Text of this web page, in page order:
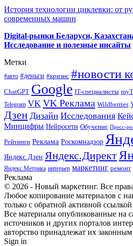
История технологии циклевки: от
современных машин
Digital-рынки Беларуси,
Исследование и полезные инсайты
Метки
#авто #деньги #кризис #новости
ChatGPT Google IT-специалисты
Telegram VK VK Реклама Wildberries
Дзен Дизайн Исследования
Минцифры Нейросети Обучение Пресс-
Рейтинги Реклама Роскомнадзор
Яндекс.Дзен Яндекс.Директ
Яндекс.Метрика интерьер маркетинг ремонт
Реклама
© 2026 - Новый маркетинг. Все
Любое копирование материалов с
только с обратной активной
Все материалы опубликованные на
источников и других порталов
авторство принадлежат их
Sign in